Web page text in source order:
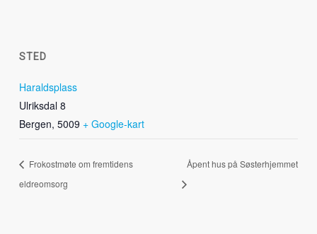
STED
Haraldsplass
Ulriksdal 8
Bergen, 5009 + Google-kart
Frokostmøte om fremtidens
eldreomsorg
Åpent hus på Søsterhjemmet